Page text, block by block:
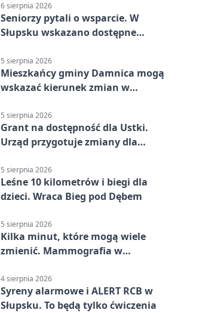
6 sierpnia 2026
Seniorzy pytali o wsparcie. W
Słupsku wskazano dostępne
5 sierpnia 2026
Mieszkańcy gminy Damnica mogą
wskazać kierunek zmian w
5 sierpnia 2026
Grant na dostępność dla Ustki.
Urząd przygotuje zmiany dla
5 sierpnia 2026
Leśne 10 kilometrów i biegi dla
dzieci. Wraca Bieg pod Dębem
5 sierpnia 2026
Kilka minut, które mogą wiele
zmienić. Mammografia w
4 sierpnia 2026
Syreny alarmowe i ALERT RCB w
Słupsku. To będą tylko ćwiczenia